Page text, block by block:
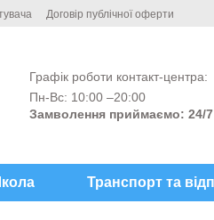
Договір публічної оферти
Графік роботи контакт-центра:
Пн-Вс: 10:00 –20:00
Замволення приймаємо: 24/7
Транспорт та